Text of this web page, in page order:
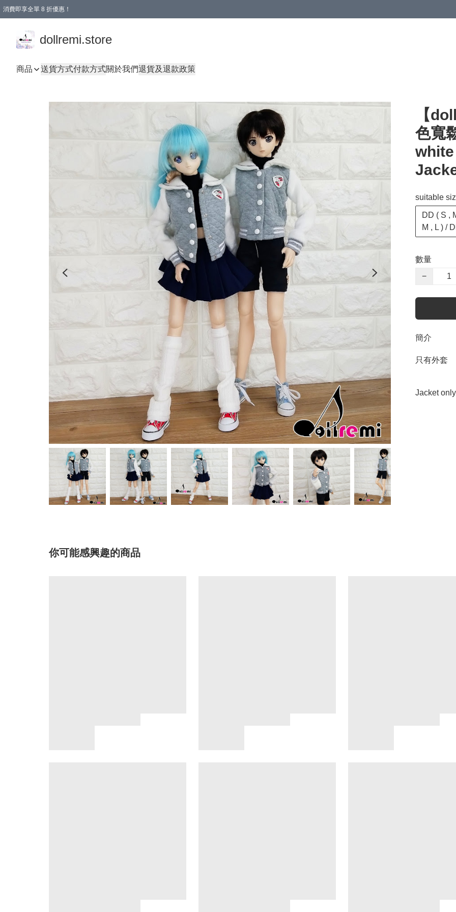
消費即享全單 8 折優惠！
dollremi.store
商品 送貨方式付款方式關於我們退貨及退款政策
【
色寬
suitable
DD ( S ,
M , L ) /
數量
−
簡介
只有外套
你可能感興趣的商品